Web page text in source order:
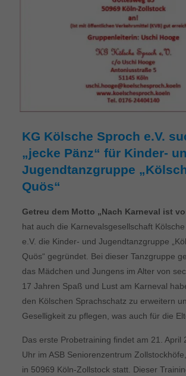
KG Kölsche Sproch e.V.
„jecke Pänz“ für Kinder-
Jugendtanzgruppe
Quös“
Getreu dem Motto „Nach Karneval ist
hat auch die Karnevalsgesellschaft
e.V. die Kinder- und Jugendtanzgruppe
Quös“ gegründet. Bei dieser Tanzgruppe
das Mädchen und Jungens im Alter von
17 Jahren Spaß und Lust am Karneval
den Kölschen Sprachschatz zu erweitern
Geselligkeit zu pflegen, was auch für die
Das erste Probetraining findet am 21. April
Uhr im ASB Seniorenzentrum
in 50969 Köln-Zollstock statt. Dieser